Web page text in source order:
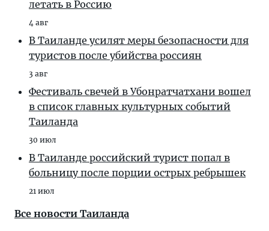
летать в Россию
4 авг
В Таиланде усилят меры безопасности для
туристов после убийства россиян
3 авг
Фестиваль свечей в Убонратчатхани вошел
в список главных культурных событий
Таиланда
30 июл
В Таиланде российский турист попал в
больницу после порции острых ребрышек
21 июл
Все новости Таиланда